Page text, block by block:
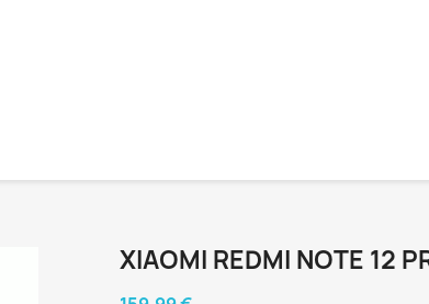
XIAOMI REDMI NOTE 12